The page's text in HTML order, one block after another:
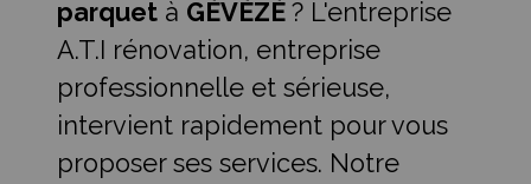
parquet à GÉVÉZÉ ? L'entreprise
A.T.I rénovation, entreprise
professionnelle et sérieuse,
intervient rapidement pour vous
proposer ses services. Notre